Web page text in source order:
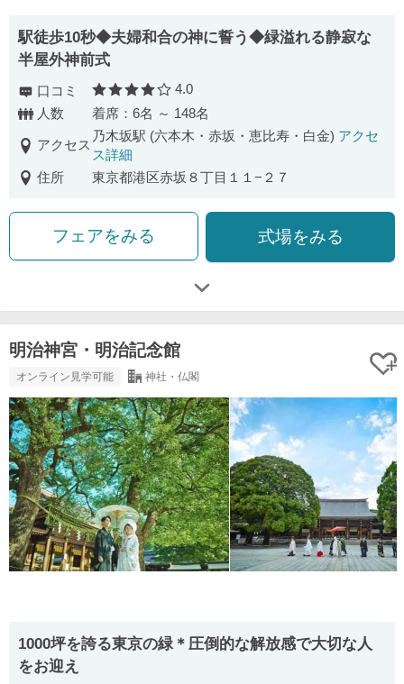
駅徒歩10秒◆夫婦和合の神に誓う◆緑溢れる静寂な
半屋外神前式
口コミ 口コミ評価
4.0
人数
着席：6名 ～ 148名
アクセス
乃木坂駅 (六本木・赤坂・恵比寿・白金) アクセ
ス詳細
住所
東京都港区赤坂８丁目１１−２７
フェアをみる 式場をみる
明治神宮・明治記念館
オンライン見学可能 神社・仏閣
1000坪を誇る東京の緑＊圧倒的な解放感で大切な人
をお迎え